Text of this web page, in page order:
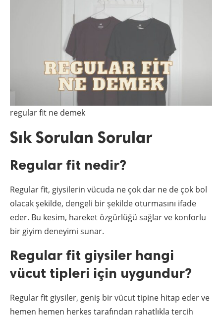
regular fit ne demek
Sık Sorulan Sorular
Regular fit nedir?
Regular fit, giysilerin vücuda ne çok dar ne de çok bol
olacak şekilde, dengeli bir şekilde oturmasını ifade
eder. Bu kesim, hareket özgürlüğü sağlar ve konforlu
bir giyim deneyimi sunar.
Regular fit giysiler hangi
vücut tipleri için uygundur?
Regular fit giysiler, geniş bir vücut tipine hitap eder ve
hemen hemen herkes tarafından rahatlıkla tercih